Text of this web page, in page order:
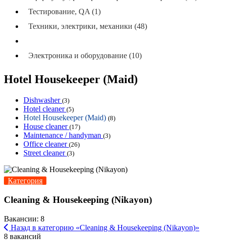
Тестирование, QA (1)
Техники, электрики, механики (48)
Электроника и оборудование (10)
Hotel Housekeeper (Maid)
Dishwasher (3)
Hotel cleaner (5)
Hotel Housekeeper (Maid) (8)
House cleaner (17)
Maintenance / handyman (3)
Office cleaner (26)
Street cleaner (3)
Категория
Cleaning & Housekeeping (Nikayon)
Вакансии: 8
Назад в категорию «Cleaning & Housekeeping (Nikayon)»
8 вакансий